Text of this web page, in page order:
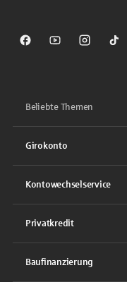
Sparkasse auf Facebook
Sparkasse auf
Beliebte Themen
Girokonto
Kontowechselservice
Privatkredit
Baufinanzierung